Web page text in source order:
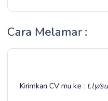
Cara Melamar :
Kirimkan CV mu ke : t.ly/